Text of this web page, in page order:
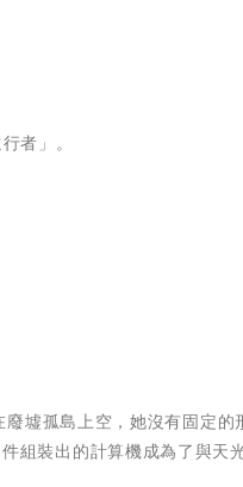
者」。
墟孤島上空，她沒有固定
組裝出的計算機成為了與天